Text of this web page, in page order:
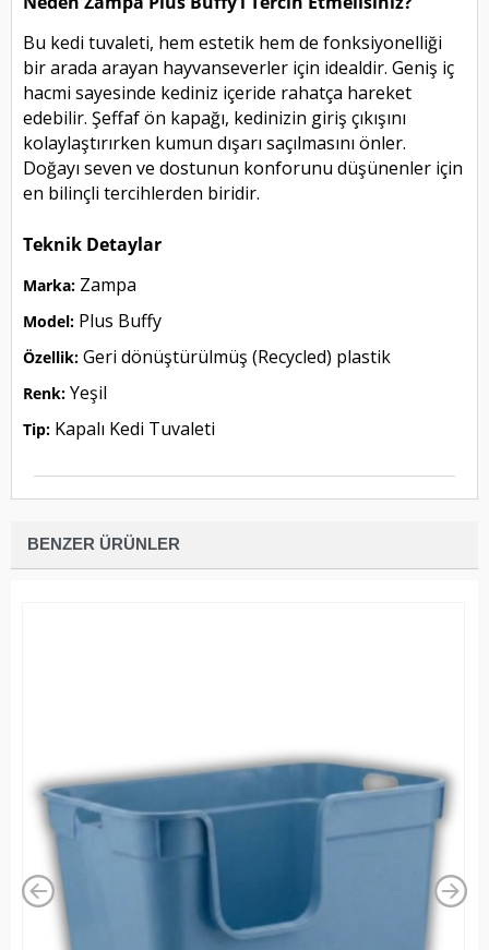
Bu kedi tuvaleti, hem estetik hem de fonksiyonelliği
bir arada arayan hayvanseverler için idealdir. Geniş iç
hacmi sayesinde kediniz içeride rahatça hareket
edebilir. Şeffaf ön kapağı, kedinizin giriş çıkışını
kolaylaştırırken kumun dışarı saçılmasını önler.
Doğayı seven ve dostunun konforunu düşünenler için
en bilinçli tercihlerden biridir.
Teknik Detaylar
Marka: Zampa
Model: Plus Buffy
Özellik: Geri dönüştürülmüş (Recycled) plastik
Renk: Yeşil
Tip: Kapalı Kedi Tuvaleti
BENZER ÜRÜNLER